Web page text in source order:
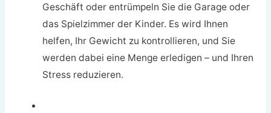
Geschäft oder entrümpeln Sie die Garage oder
das Spielzimmer der Kinder. Es wird Ihnen
helfen, Ihr Gewicht zu kontrollieren, und Sie
werden dabei eine Menge erledigen – und Ihren
Stress reduzieren.